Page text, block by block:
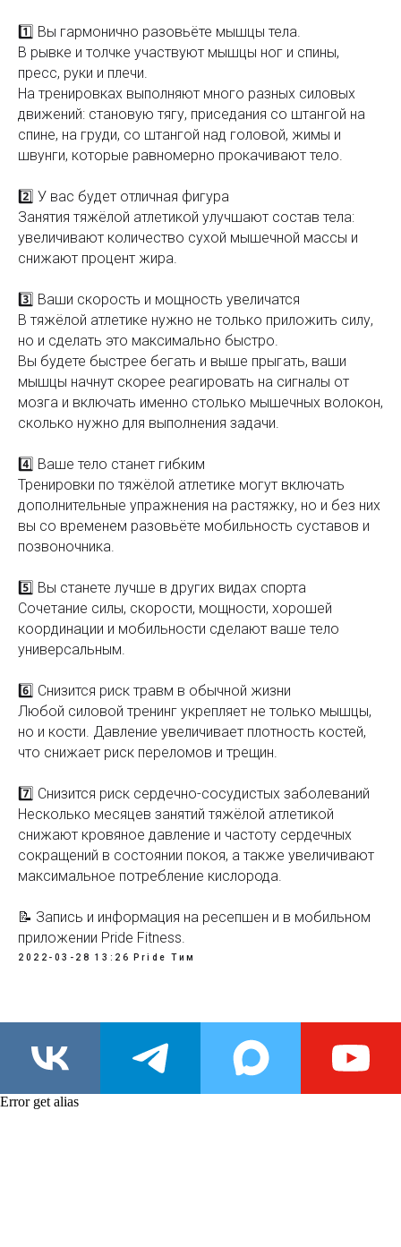
1️⃣ Вы гармонично разовьёте мышцы тела.
В рывке и толчке участвуют мышцы ног и спины,
пресс, руки и плечи.
На тренировках выполняют много разных силовых
движений: становую тягу, приседания со штангой на
спине, на груди, со штангой над головой, жимы и
швунги, которые равномерно прокачивают тело.
2️⃣ У вас будет отличная фигура
Занятия тяжёлой атлетикой улучшают состав тела:
увеличивают количество сухой мышечной массы и
снижают процент жира.
3️⃣ Ваши скорость и мощность увеличатся
В тяжёлой атлетике нужно не только приложить силу,
но и сделать это максимально быстро.
Вы будете быстрее бегать и выше прыгать, ваши
мышцы начнут скорее реагировать на сигналы от
мозга и включать именно столько мышечных волокон,
сколько нужно для выполнения задачи.
4️⃣ Ваше тело станет гибким
Тренировки по тяжёлой атлетике могут включать
дополнительные упражнения на растяжку, но и без них
вы со временем разовьёте мобильность суставов и
позвоночника.
5️⃣ Вы станете лучше в других видах спорта
Сочетание силы, скорости, мощности, хорошей
координации и мобильности сделают ваше тело
универсальным.
6️⃣ Снизится риск травм в обычной жизни
Любой силовой тренинг укрепляет не только мышцы,
но и кости. Давление увеличивает плотность костей,
что снижает риск переломов и трещин.
7️⃣ Снизится риск сердечно-сосудистых заболеваний
Несколько месяцев занятий тяжёлой атлетикой
снижают кровяное давление и частоту сердечных
сокращений в состоянии покоя, а также увеличивают
максимальное потребление кислорода.
📝 Запись и информация на ресепшен и в мобильном
приложении Pride Fitness.
2022-03-28 13:26 Pride Тим
Error get alias